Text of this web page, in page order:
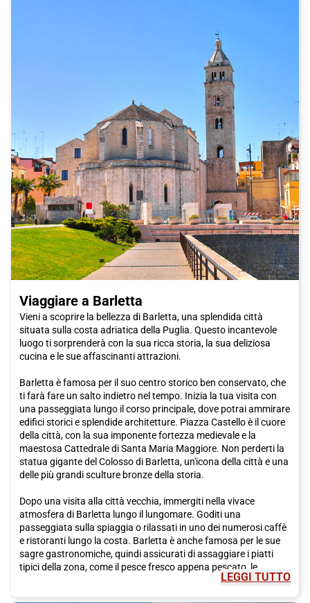
Viaggiare a Barletta
Vieni a scoprire la bellezza di Barletta, una splendida città
situata sulla costa adriatica della Puglia. Questo incantevole
luogo ti sorprenderà con la sua ricca storia, la sua deliziosa
cucina e le sue affascinanti attrazioni.
Barletta è famosa per il suo centro storico ben conservato, che
ti farà fare un salto indietro nel tempo. Inizia la tua visita con
una passeggiata lungo il corso principale, dove potrai ammirare
edifici storici e splendide architetture. Piazza Castello è il cuore
della città, con la sua imponente fortezza medievale e la
maestosa Cattedrale di Santa Maria Maggiore. Non perderti la
statua gigante del Colosso di Barletta, un'icona della città e una
delle più grandi sculture bronze della storia.
Dopo una visita alla città vecchia, immergiti nella vivace
atmosfera di Barletta lungo il lungomare. Goditi una
passeggiata sulla spiaggia o rilassati in uno dei numerosi caffè
e ristoranti lungo la costa. Barletta è anche famosa per le sue
sagre gastronomiche, quindi assicurati di assaggiare i piatti
tipici della zona, come il pesce fresco appena pescato, le
orecchiette con le cime di rapa o i taralli pugliesi.LEGGI TUTTO